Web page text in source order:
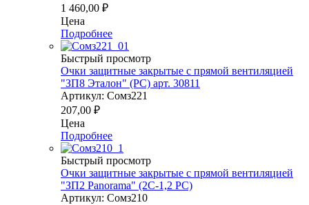
1 460,00 ₽
Цена
Подробнее
Быстрый просмотр
Очки защитные закрытые с прямой вентиляцией
"ЗП8 Эталон" (PC) арт. 30811
Артикул: Сомз221
207,00 ₽
Цена
Подробнее
Быстрый просмотр
Очки защитные закрытые с прямой вентиляцией
"ЗП2 Panorama" (2С-1,2 PС)
Артикул: Сомз210